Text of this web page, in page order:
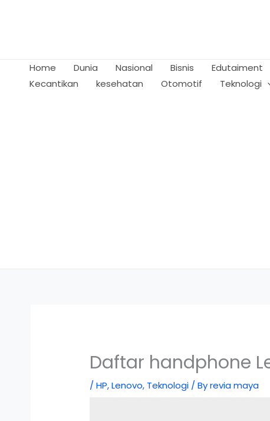
Home Dunia Nasional Bisnis Edutaiment
Kecantikan
kesehatan Otomotif Teknologi
Daftar handphone
/HP,Lenovo, Teknologi / Byrevia maya